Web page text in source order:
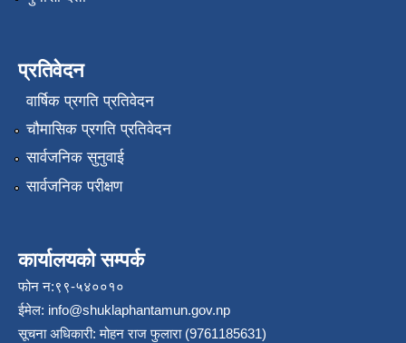
प्रतिवेदन
वार्षिक प्रगति प्रतिवेदन
चौमासिक प्रगति प्रतिवेदन
सार्वजनिक सुनुवाई
सार्वजनिक परीक्षण
कार्यालयको सम्पर्क
फोन न:९९-५४००१०
ईमेल: info@shuklaphantamun.gov.np
सूचना अधिकारी: मोहन राज फुलारा (9761185631)